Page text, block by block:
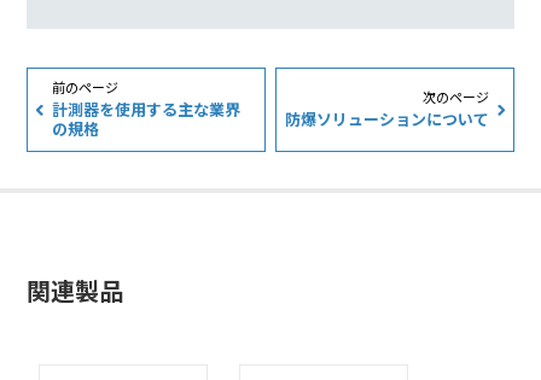
計測器を使用する主な業界
の規格
防爆ソリューションについて
関連製品